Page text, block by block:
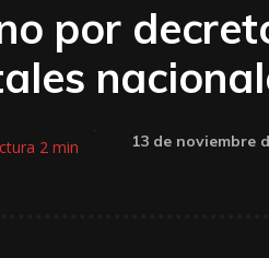
por
2 min 13 de noviembre